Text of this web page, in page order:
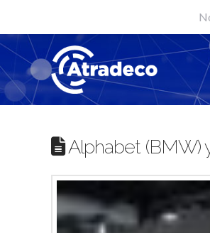
Alphabet (BMW)